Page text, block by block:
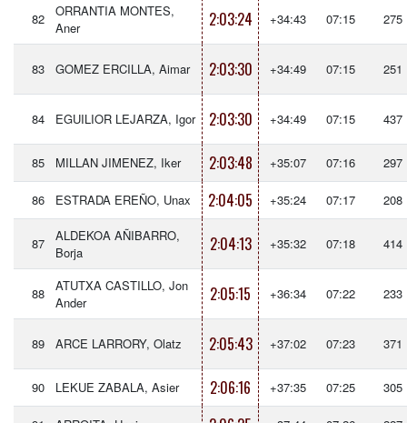
82
ORRANTIA MONTES,
Aner
2:03:24 +34:43 07:15 275
83 GOMEZ ERCILLA, Aimar 2:03:30 +34:49 07:15 251
84 EGUILIOR LEJARZA, Igor 2:03:30 +34:49 07:15 437
85 MILLAN JIMENEZ, Iker 2:03:48 +35:07 07:16 297
86 ESTRADA EREÑO, Unax 2:04:05 +35:24 07:17 208
87
ALDEKOA AÑIBARRO,
Borja
2:04:13 +35:32 07:18 414
88
ATUTXA CASTILLO, Jon
Ander
2:05:15 +36:34 07:22 233
89 ARCE LARRORY, Olatz 2:05:43 +37:02 07:23 371
90 LEKUE ZABALA, Asier 2:06:16 +37:35 07:25 305